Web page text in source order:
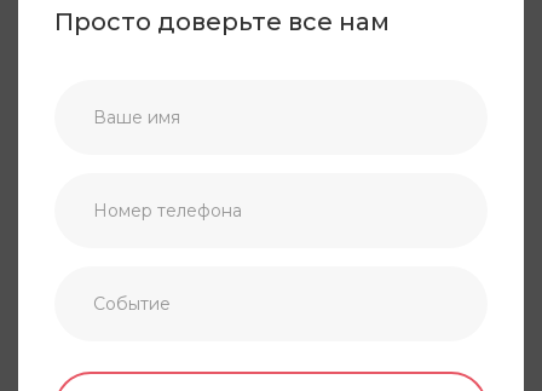
Просто доверьте все нам